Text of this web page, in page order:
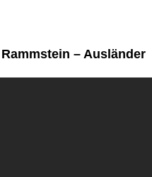
Rammstein – Ausländer